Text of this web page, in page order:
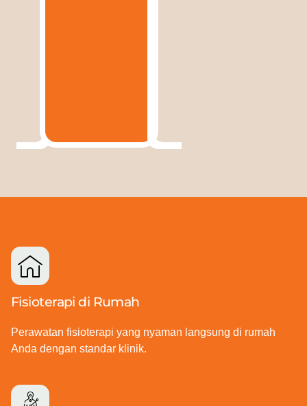
Fisioterapi di Rumah
Perawatan fisioterapi yang nyaman langsung di rumah
Anda dengan standar klinik.